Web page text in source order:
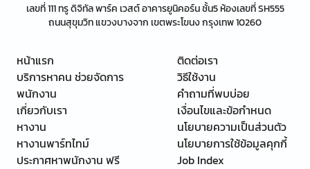
เลขที่ 111 ทรู ดิจิทัล พาร์ค เวสต์ อาคารยูนิคอร์น ชั้น5 ห้องเลขที่ SH555
ถนนสุขุมวิท แขวงบางจาก เขตพระโขนง กรุงเทพ 10260
หน้าแรก
บริการหาคน ช่วยจัดการ
พนักงาน
เกี่ยวกับเรา
หางาน
หางานพาร์ทไทม์
ประกาศหาพนักงาน ฟรี
ติดต่อเรา
วิธีใช้งาน
คำถามที่พบบ่อย
เงื่อนไขและข้อกำหนด
นโยบายความเป็นส่วนตัว
นโยบายการใช้ข้อมูลคุกกี้
Job Index